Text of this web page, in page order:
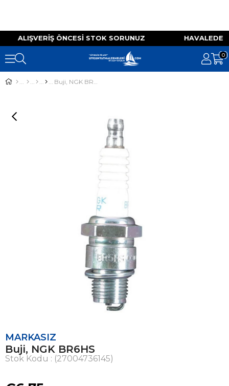
ALIŞVERIŞ ÖNCESI STOK SORUNUZ
0
Buji, NGK BR6HS
MARKASIZ
Buji, NGK BR6HS
Stok Kodu (27004736145)